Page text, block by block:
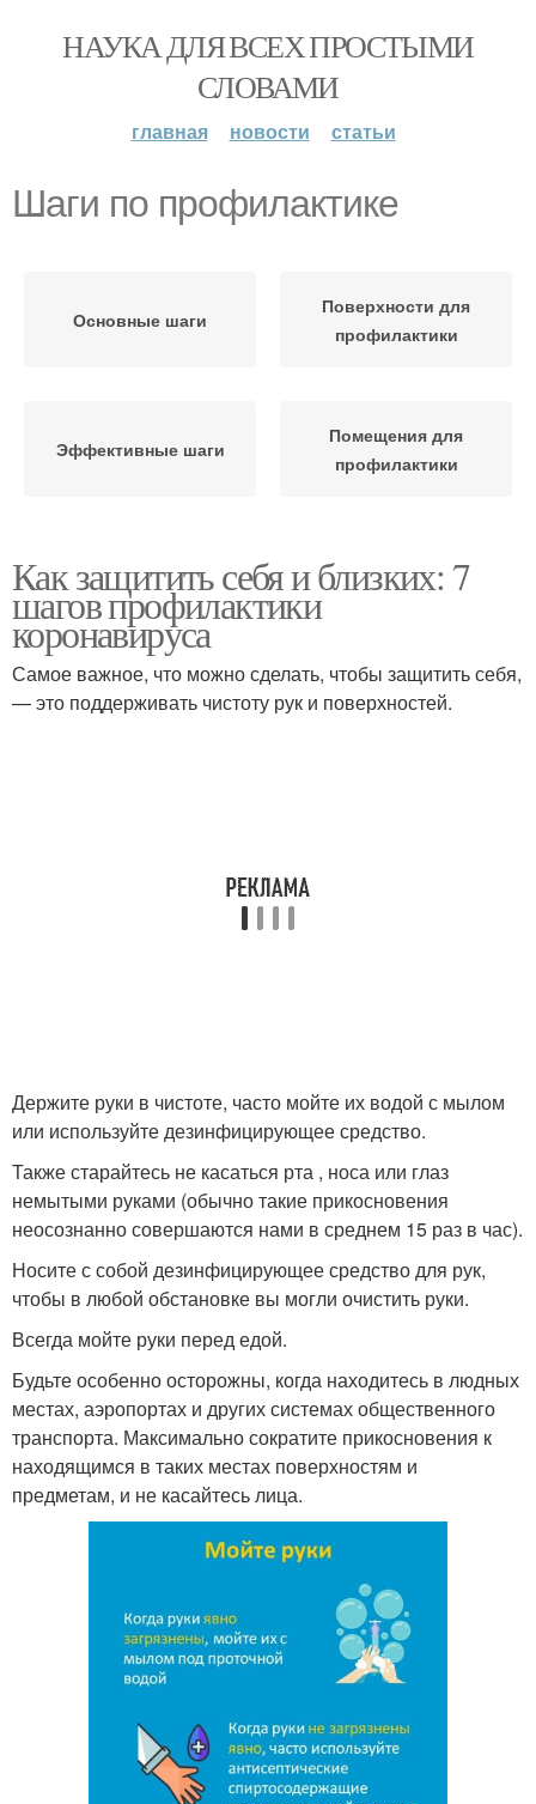
НАУКА ДЛЯ ВСЕХ ПРОСТЫМИ
СЛОВАМИ
главная новости статьи
Шаги по профилактике
Основные шаги
Поверхности для
профилактики
Эффективные шаги
Помещения для
профилактики
Как защитить себя и близких: 7
шагов профилактики
коронавируса
Самое важное, что можно сделать, чтобы защитить себя,
— это поддерживать чистоту рук и поверхностей.
Держите руки в чистоте, часто мойте их водой с мылом
или используйте дезинфицирующее средство.
Также старайтесь не касаться рта , носа или глаз
немытыми руками (обычно такие прикосновения
неосознанно совершаются нами в среднем 15 раз в час).
Носите с собой дезинфицирующее средство для рук,
чтобы в любой обстановке вы могли очистить руки.
Всегда мойте руки перед едой.
Будьте особенно осторожны, когда находитесь в людных
местах, аэропортах и других системах общественного
транспорта. Максимально сократите прикосновения к
находящимся в таких местах поверхностям и
предметам, и не касайтесь лица.